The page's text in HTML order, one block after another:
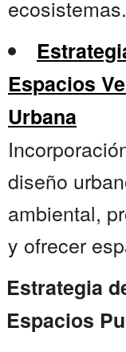
Espacios
Urbana
diseño
ambiental,
y ofrecer
Estrategia
Espacios